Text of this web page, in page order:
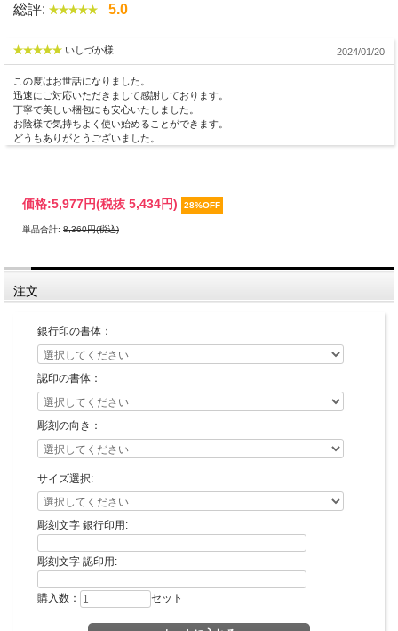
印面デザイン確認が不要な場合の最短納期です。
7,018円
<27%OFF>
■サイズ別価格表
認印10.5mm
単品合計:8,360円
5,977円
<28%OFF>
銀行印13.5mm
認印12mm
単品合計:11,220円
総評: 5.0
いしづか様 2024/01/20
この度はお世話になりました。
迅速にご対応いただきまして感謝しております。
丁寧で美しい梱包にも安心いたしました。
お陰様で気持ちよく使い始めることができます。
どうもありがとうございました。
価格:5,977円(税抜 5,434円) 28%OFF
単品合計: 8,360円(税込)
注文
銀行印の書体：
認印の書体：
彫刻の向き：
サイズ選択:
彫刻文字 銀行印用:
彫刻文字 認印用:
購入数： セット